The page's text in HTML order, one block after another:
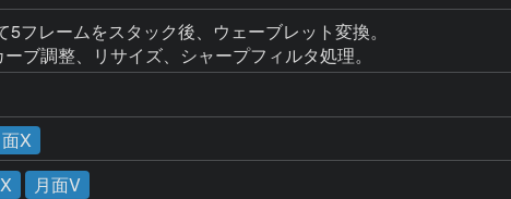
5フレームをスタック後、ウェーブレット変換。
ブ調整、リサイズ、シャープフィルタ処理。
X
月面V